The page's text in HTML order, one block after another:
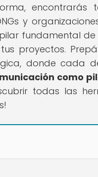
y
fundamental
proyectos.
donde cada
como
todas las